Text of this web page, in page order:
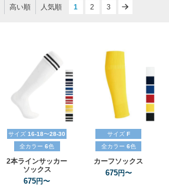
高い順 人気順 1 2 3
next
サイズ 16-18〜28-30
全カラー 6色
2本ラインサッカー
ソックス
675円〜
サイズ F
全カラー 6色
カーフソックス
675円〜